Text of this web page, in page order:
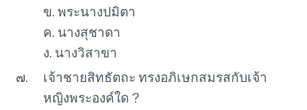
ข. พระนางปมิตา
ค. นางสุชาดา
ง. นางวิสาขา
๗.
เจ้าชายสิทธัตถะ ทรงอภิเษกสมรสกับเจ้า
หญิงพระองค์ใด ?